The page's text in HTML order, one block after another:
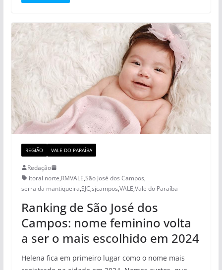
REGIÃO VALE DO PARAÍBA
Redação
litoral norte,RMVALE,São José dos Campos,
serra da mantiqueira,SJC,sjcampos,VALE,Vale do Paraíba
Ranking de São José dos
Campos: nome feminino volta
a ser o mais escolhido em 2024
Helena fica em primeiro lugar como o nome mais